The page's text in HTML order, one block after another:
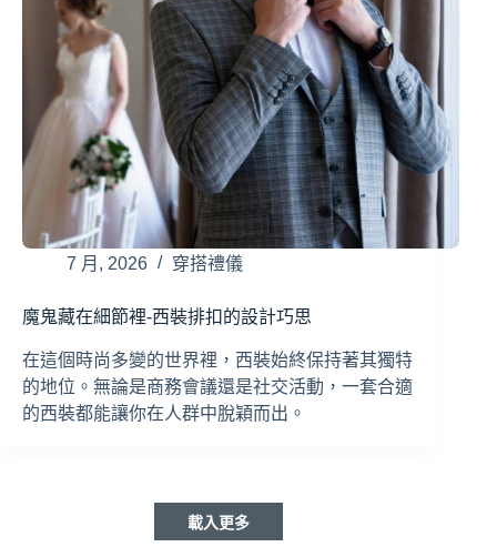
7 月, 2026 穿搭禮儀
魔鬼藏在細節裡-西裝排扣的設計巧思
在這個時尚多變的世界裡，西裝始終保持著其獨特
的地位。無論是商務會議還是社交活動，一套合適
的西裝都能讓你在人群中脫穎而出。
載入更多